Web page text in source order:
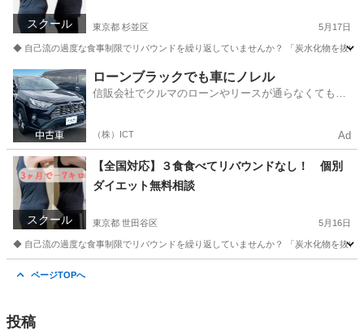
スクール 東京都 杉並区 5月17日
◆ 自己流の過度な食事制限でリバウンドを繰り返していませんか？ 「炭水化物を抜
東京 杉並区 美容健康 オンライン
ローンブラックでも車にノレル
信販会社でクルマのローンやリースが通らなくてもク
（株）ICT Ad
スクール
【全国対応】３食食べてリバウンドなし！ 個別
ダイエット無料相談
東京都 世田谷区 5月16日
◆ 自己流の過度な食事制限でリバウンドを繰り返していませんか？ 「炭水化物を抜
ページTOPへ
投稿